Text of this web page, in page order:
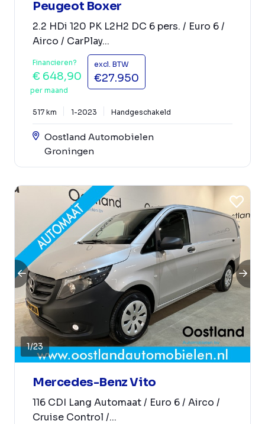
Peugeot Boxer
2.2 HDi 120 PK L2H2 DC 6 pers. / Euro 6 /
Airco / CarPlay...
Financieren?
€ 648,90
per maand
excl. BTW
€27.950
517 km 1-2023 Handgeschakeld
Oostland Automobielen
Groningen
1/23
Mercedes-Benz Vito
116 CDI Lang Automaat / Euro 6 / Airco /
Cruise Control /...